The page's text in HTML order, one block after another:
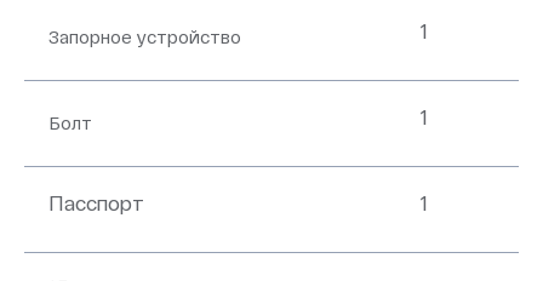
Запорное устройство 1
Болт 1
Пасспорт 1